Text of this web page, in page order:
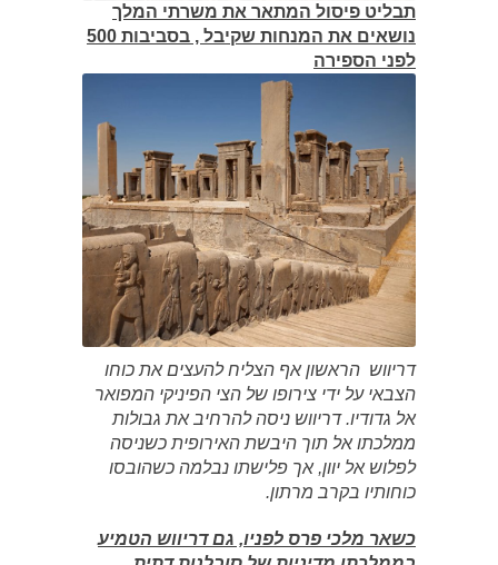
תבליט פיסול המתאר את משרתי המלך
נושאים את המנחות שקיבל , בסביבות 500
לפני הספירה
דריווש הראשון אף הצליח להעצים את כוחו
הצבאי על ידי צירופו של הצי הפיניקי המפואר
אל גדודיו. דריווש ניסה להרחיב את גבולות
ממלכתו אל תוך היבשת האירופית כשניסה
לפלוש אל יוון, אך פלישתו נבלמה כשהובסו
כוחותיו בקרב מרתון.
כשאר מלכי פרס לפניו, גם דריווש הטמיע